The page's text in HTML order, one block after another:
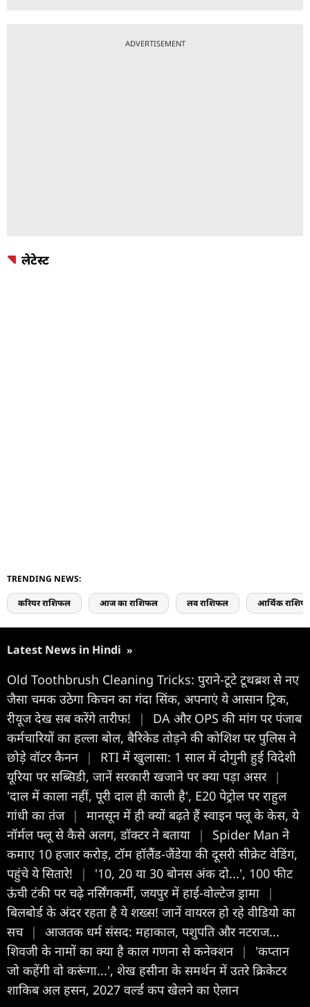
ADVERTISEMENT
लेटेस्ट
TRENDING NEWS:
करियर राशिफल आज का राशिफल लव राशिफल आर्थिक
Latest News in Hindi »
Old Toothbrush Cleaning Tricks: पुराने-टूटे टूथब्रश से नए
जैसा चमक उठेगा किचन का गंदा सिंक, अपनाएं ये आसान ट्रिक,
रीयूज देख सब करेंगे तारीफ!
|
DA और OPS की मांग पर पंजाब
कर्मचारियों का हल्ला बोल, बैरिकेड तोड़ने की कोशिश पर पुलिस ने
छोड़े वॉटर कैनन |
RTI में खुलासा: 1 साल में दोगुनी हुई विदेशी
यूरिया पर सब्सिडी, जानें सरकारी खजाने पर क्या पड़ा असर |
'दाल में काला नहीं, पूरी दाल ही काली है', E20 पेट्रोल पर राहुल
गांधी का तंज |
मानसून में ही क्यों बढ़ते हैं स्वाइन फ्लू के केस, ये
नॉर्मल फ्लू से कैसे अलग, डॉक्टर ने बताया
|
Spider Man ने
कमाए 10 हजार करोड़, टॉम हॉलैेंड-जैंडेया की दूसरी सीक्रेट वेडिंग,
पहुंचे ये सितारे!
|
'10, 20 या 30 बोनस अंक दो...', 100 फीट
ऊंची टंकी पर चढ़े नर्सिंगकर्मी, जयपुर में हाई-वोल्टेज ड्रामा
|
बिलबोर्ड के अंदर रहता है ये शख्स! जानें वायरल हो रहे वीडियो का
सच |
आजतक धर्म संसद: महाकाल, पशुपति और नटराज...
शिवजी के नामों का क्या है काल गणना से कनेक्शन |
'कप्तान
जो कहेंगी वो करूंगा...', शेख हसीना के समर्थन में उतरे क्रिकेटर
शाकिब अल हसन, 2027 वर्ल्ड कप खेलने का ऐलान